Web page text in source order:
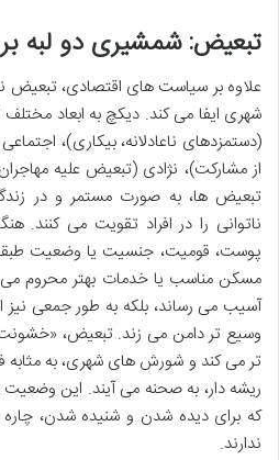
تبعیض: شمشیری دو لبه
علاوه بر سیاست های اقتصادی،
شهری ایفا می کند. دیکچ به ابعاد
(دستمزدهای ناعادلانه، بیکاری)،
از مشارکت)، نژادی (تبعیض علیه
تبعیض ها، به صورت مستمر و در
ناتوانی را در افراد تقویت می کنند.
پوست، قومیت، جنسیت یا وضعیت
مسکن مناسب یا خدمات بهتر محروم می
آسیب می رساند، بلکه به طور جمعی
وسیع تر دامن می زند. تبعیض،
تر می کند و شورش های شهری، به مثابه
ریشه دار، به صحنه می آیند. این
که برای دیده شدن و شنیده شدن،
ندارند.